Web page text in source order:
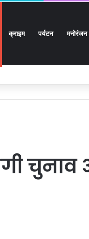
क्राइम पर्यटन मनोरंजन
के उत्कृष्ट समन्वय से सफलतापूर्वक